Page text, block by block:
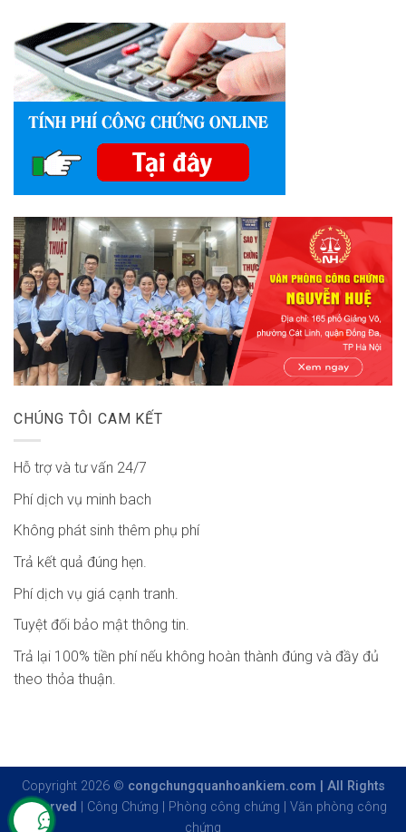
CHÚNG TÔI CAM KẾT
Hỗ trợ và tư vấn 24/7
Phí dịch vụ minh bach
Không phát sinh thêm phụ phí
Trả kết quả đúng hẹn.
Phí dịch vụ giá cạnh tranh.
Tuyệt đối bảo mật thông tin.
Trả lại 100% tiền phí nếu không hoàn thành đúng và đầy đủ
theo thỏa thuận.
Copyright 2026 © congchungquanhoankiem.com | All Rights
Reserved
Công Chứng Phòng công chứng
Văn phòng công
chứng